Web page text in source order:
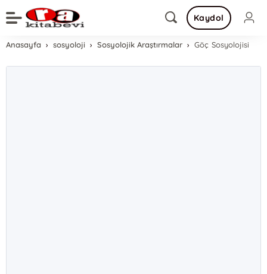
Kaydol
Anasayfa sosyoloji Sosyolojik Araştırmalar Göç Sosyolojisi